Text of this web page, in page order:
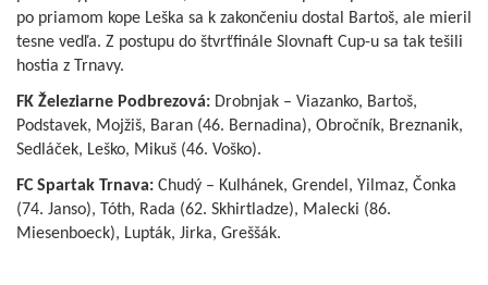
po priamom kope Leška sa k zakončeniu dostal Bartoš, ale mieril
tesne vedľa. Z postupu do štvrťfinále Slovnaft Cup-u sa tak tešili
hostia z Trnavy.
FK Železiarne Podbrezová: Drobnjak – Viazanko, Bartoš,
Podstavek, Mojžiš, Baran (46. Bernadina), Obročník, Breznanik,
Sedláček, Leško, Mikuš (46. Voško).
FC Spartak Trnava: Chudý – Kulhánek, Grendel, Yilmaz, Čonka
(74. Janso), Tóth, Rada (62. Skhirtladze), Malecki (86.
Miesenboeck), Lupták, Jirka, Greššák.